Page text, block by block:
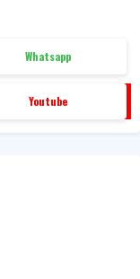
Whatsapp
Youtube